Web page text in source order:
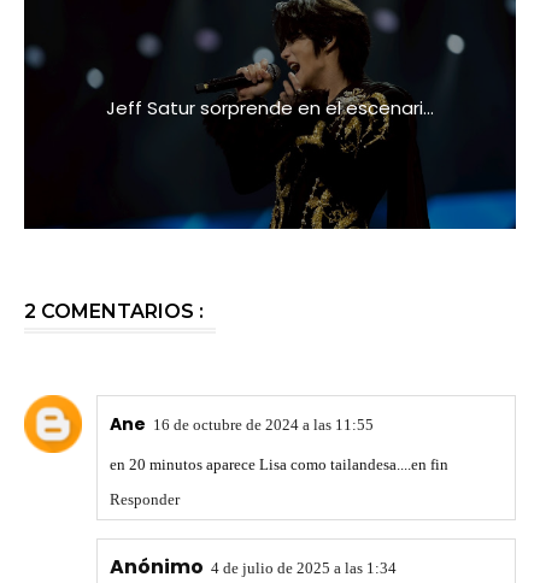
Jeff Satur sorprende en el escenari...
2 COMENTARIOS :
Ane 16 de octubre de 2024 a las 11:55
en 20 minutos aparece Lisa como tailandesa....en fin
Responder
Anónimo 4 de julio de 2025 a las 1:34